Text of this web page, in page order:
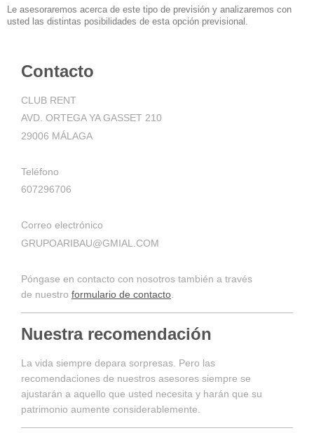
Le asesoraremos acerca de este tipo de previsión y analizaremos con
usted las distintas posibilidades de esta opción previsional.
Contacto
CLUB RENT
AVD. ORTEGA YA GASSET 210
29006 MÁLAGA
Teléfono
607296706
Correo electrónico
GRUPOARIBAU@GMIAL.COM
Póngase en contacto con nosotros también a través
de nuestro formulario de contacto
Nuestra recomendación
La vida siempre depara sorpresas. Pero las
recomendaciones de nuestros asesores siempre se
ajustarán a aquello que usted necesita y harán que su
patrimonio aumente considerablemente.